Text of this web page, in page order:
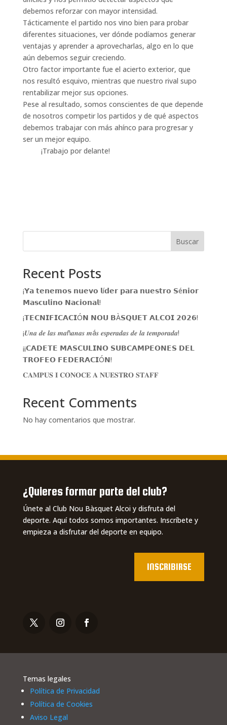
debemos reforzar con mayor intensidad.
Tácticamente el partido nos vino bien para probar
diferentes situaciones, ver dónde podíamos generar
ventajas y aprender a aprovecharlas, algo en lo que
aún debemos seguir creciendo.
Otro factor importante fue el acierto exterior, que
nos resultó esquivo, mientras que nuestro rival supo
rentabilizar mejor sus opciones.
Pese al resultado, somos conscientes de que depende
de nosotros competir los partidos y de qué aspectos
debemos trabajar con más ahínco para progresar y
ser un mejor equipo.
¡Trabajo por delante!
Buscar
Recent Posts
¡𝗬𝗮 𝘁𝗲𝗻𝗲𝗺𝗼𝘀 𝗻𝘂𝗲𝘃𝗼 𝗹í𝗱𝗲𝗿 𝗽𝗮𝗿𝗮 𝗻𝘂𝗲𝘀𝘁𝗿𝗼 𝗦é𝗻𝗶𝗼𝗿
𝗠𝗮𝘀𝗰𝘂𝗹𝗶𝗻𝗼 𝗡𝗮𝗰𝗶𝗼𝗻𝗮𝗹!
¡𝗧𝗘𝗖𝗡𝗜𝗙𝗜𝗖𝗔𝗖𝗜Ó𝗡 𝗡𝗢𝗨 𝗕À𝗦𝗤𝗨𝗘𝗧 𝗔𝗟𝗖𝗢𝗜 𝟮𝟬𝟮𝟲!
¡𝑼𝒏𝒂 𝒅𝒆 𝒍𝒂𝒔 𝒎𝒂ñ𝒂𝒏𝒂𝒔 𝒎á𝒔 𝒆𝒔𝒑𝒆𝒓𝒂𝒅𝒂𝒔 𝒅𝒆 𝒍𝒂 𝒕𝒆𝒎𝒑𝒐𝒓𝒂𝒅𝒂!
¡¡𝗖𝗔𝗗𝗘𝗧𝗘 𝗠𝗔𝗦𝗖𝗨𝗟𝗜𝗡𝗢 𝗦𝗨𝗕𝗖𝗔𝗠𝗣𝗘𝗢𝗡𝗘𝗦 𝗗𝗘𝗟
𝗧𝗥𝗢𝗙𝗘𝗢 𝗙𝗘𝗗𝗘𝗥𝗔𝗖𝗜Ó𝗡!
𝐂𝐀𝐌𝐏𝐔𝐒 𝐈 𝐂𝐎𝐍𝐎𝐂𝐄 𝐀 𝐍𝐔𝐄𝐒𝐓𝐑𝐎 𝐒𝐓𝐀𝐅𝐅
Recent Comments
No hay comentarios que mostrar.
¿Quieres formar parte del club?
Únete al Club Nou Bàsquet Alcoi y disfruta del
deporte. Aquí todos somos importantes. Inscríbete y
empieza a disfrutar del deporte en equipo.
INSCRIBIRSE
Temas legales
Política de Privacidad
Política de Cookies
Aviso Legal